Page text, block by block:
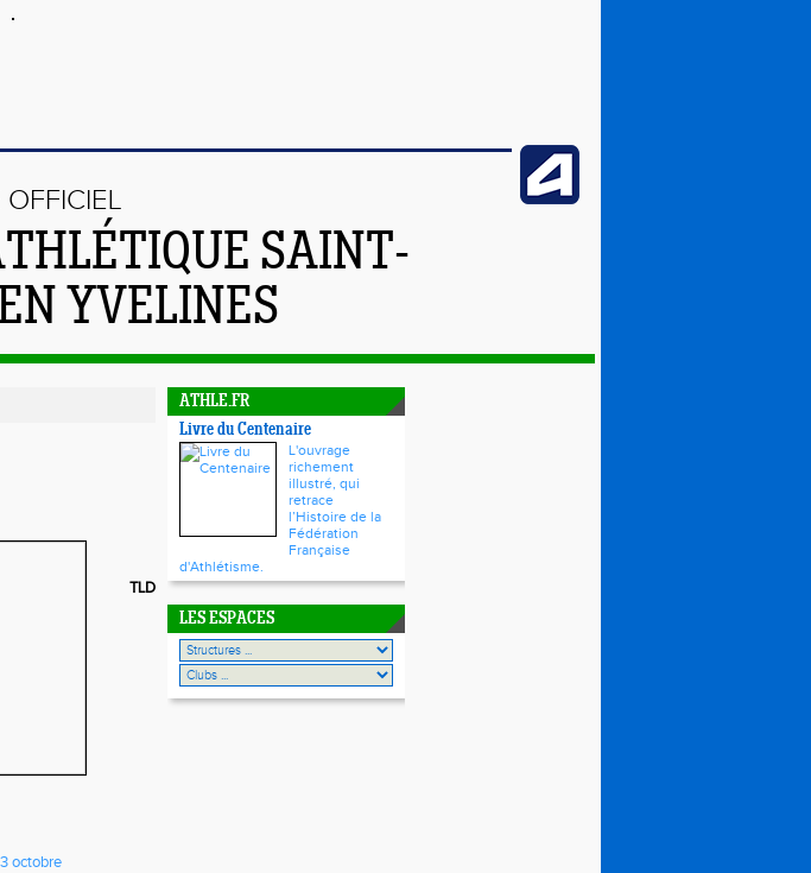
OFFICIEL
SAINT-
YVELINES
TLD
octobre
ATHLE.FR
Livre du Centenaire
L'ouvrage
richement
illustré, qui
retrace
l’Histoire de la
Fédération
Française
d'Athlétisme.
LES ESPACES